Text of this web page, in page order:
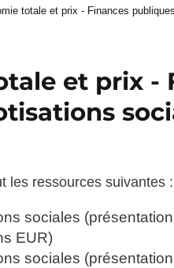
totale et prix - Finances
et prix -
les ressources suivantes :
sociales
EUR)
sociales